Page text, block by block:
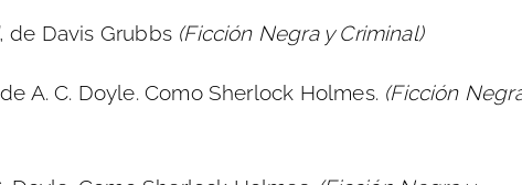
, de Davis Grubbs (Ficción Negra y Criminal)
A. C. Doyle. Como Sherlock Holmes. (Ficción